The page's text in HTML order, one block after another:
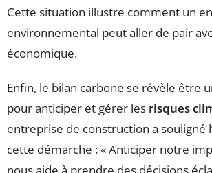
Cette situation illustre comment un
environnemental peut aller de pair
économique.
Enfin, le bilan carbone se révèle être
pour anticiper et gérer les risques
entreprise de construction a souligné
cette démarche : « Anticiper notre
nous aide à prendre des décisions